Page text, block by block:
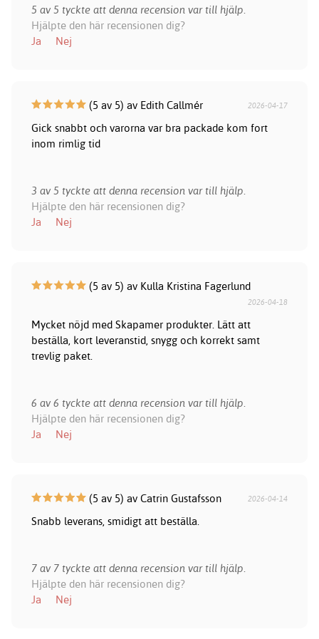
5 av 5 tyckte att denna recension var till hjälp.
Hjälpte den här recensionen dig?
Ja
Nej
(5 av 5) av Edith Callmér 2026-04-17
Gick snabbt och varorna var bra packade kom fort
inom rimlig tid
3 av 5 tyckte att denna recension var till hjälp.
Hjälpte den här recensionen dig?
Ja
Nej
(5 av 5) av Kulla Kristina Fagerlund
2026-04-18
Mycket nöjd med Skapamer produkter. Lätt att
beställa, kort leveranstid, snygg och korrekt samt
trevlig paket.
6 av 6 tyckte att denna recension var till hjälp.
Hjälpte den här recensionen dig?
Ja
Nej
(5 av 5) av Catrin Gustafsson 2026-04-14
Snabb leverans, smidigt att beställa.
7 av 7 tyckte att denna recension var till hjälp.
Hjälpte den här recensionen dig?
Ja
Nej